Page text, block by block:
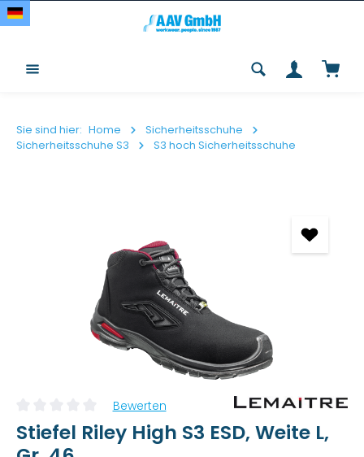
Zum Hauptinhalt springen
Sie sind hier: Home
Sicherheitsschuhe
Sicherheitsschuhe S3
S3 hoch Sicherheitsschuhe
Durchschnittliche Bewertung von 0 von 5 Sternen
Bewerten
Stiefel Riley High S3 ESD, Weite L,